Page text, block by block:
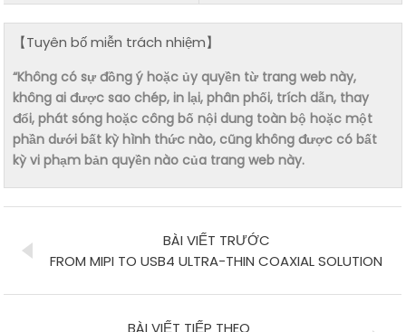
【Tuyên bố miễn trách nhiệm】
“Không có sự đồng ý hoặc ủy quyền từ trang web này,
không ai được sao chép, in lại, phân phối, trích dẫn, thay
đổi, phát sóng hoặc công bố nội dung toàn bộ hoặc một
phần dưới bất kỳ hình thức nào, cũng không được có bất
kỳ vi phạm bản quyền nào của trang web này.
BÀI VIẾT TRƯỚC
FROM MIPI TO USB4 ULTRA-THIN COAXIAL SOLUTION
BÀI VIẾT TIẾP THEO